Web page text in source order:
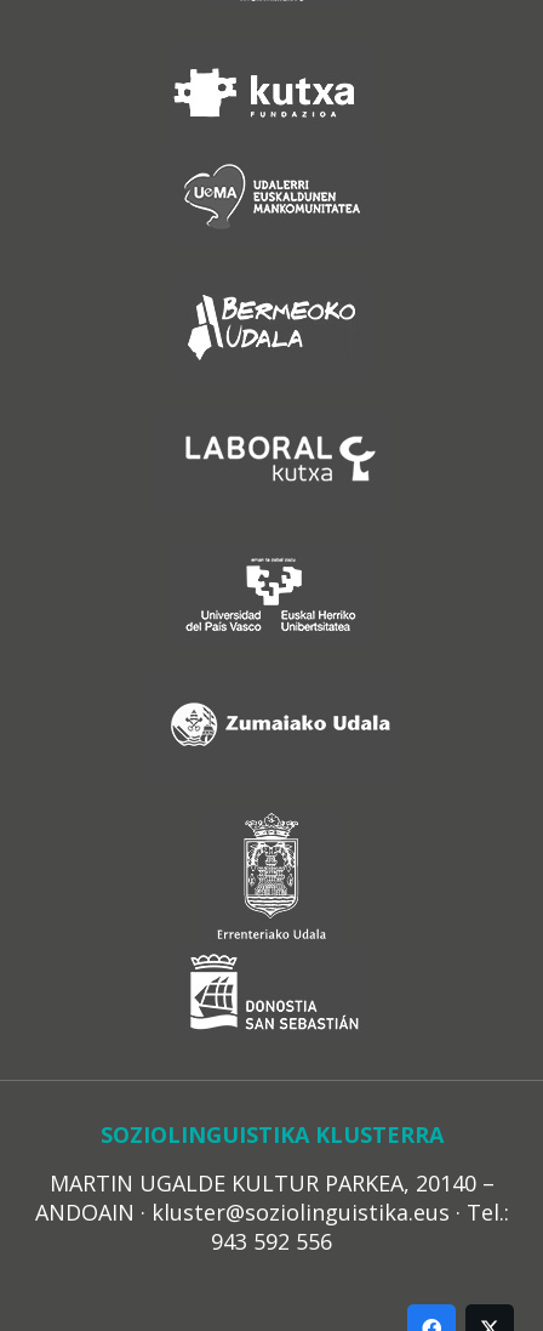
SOZIOLINGUISTIKA KLUSTERRA
MARTIN UGALDE KULTUR PARKEA, 20140 –
ANDOAIN · kluster@soziolinguistika.eus · Tel.:
943 592 556